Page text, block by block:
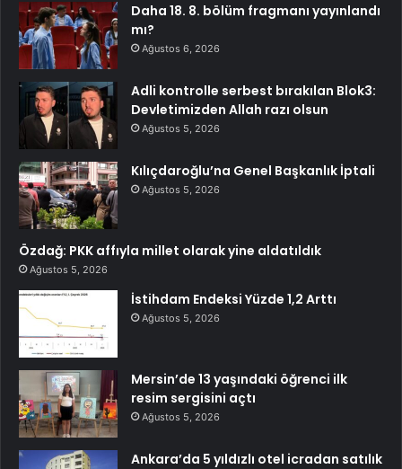
Daha 18. 8. bölüm fragmanı yayınlandı
mı?
Ağustos 6, 2026
Adli kontrolle serbest bırakılan Blok3:
Devletimizden Allah razı olsun
Ağustos 5, 2026
Kılıçdaroğlu’na Genel Başkanlık İptali
Ağustos 5, 2026
Özdağ: PKK affıyla millet olarak yine aldatıldık
Ağustos 5, 2026
İstihdam Endeksi Yüzde 1,2 Arttı
Ağustos 5, 2026
Mersin’de 13 yaşındaki öğrenci ilk
resim sergisini açtı
Ağustos 5, 2026
Ankara’da 5 yıldızlı otel icradan satılık